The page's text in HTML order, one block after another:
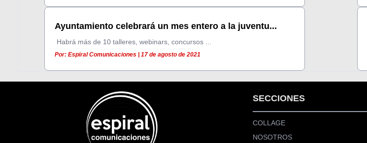
Ayuntamiento celebrará un mes entero a la juventu...
Habrá más de 10 talleres, webinars, concursos ...
Por: Espiral Comunicaciones | 17 de agosto de 2021
SECCIONES
COLLAGE
NOSOTROS